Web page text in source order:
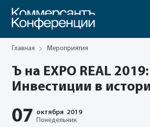
Главная Мероприятия
Ъ на EXPO REAL 2019:
Инвестиции в
07 октября 2019
Понедельник